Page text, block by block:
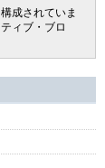
成されていま
ィブ・ブロ